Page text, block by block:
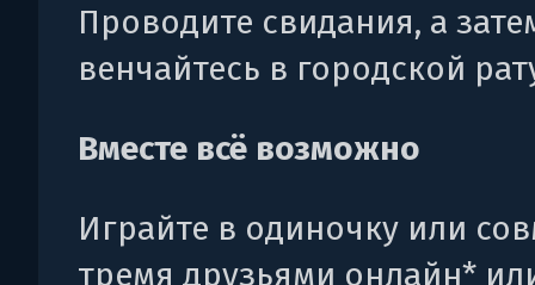
Проводите свидания, а
венчайтесь в городской
Вместе всё возможно
Играйте в одиночку или
тремя друзьями онлайн*